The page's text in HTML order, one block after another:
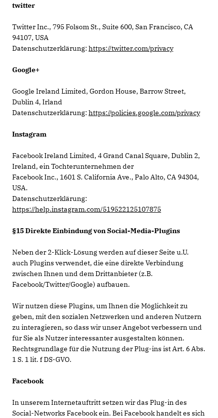
twitter
Twitter Inc., 795 Folsom St., Suite 600, San Francisco, CA
94107, USA
Datenschutzerklärung: https://twitter.com/privacy
Google+
Google Ireland Limited, Gordon House, Barrow Street,
Dublin 4, Irland
Datenschutzerklärung: https://policies.google.com/privacy
Instagram
Facebook Ireland Limited, 4 Grand Canal Square, Dublin 2,
Ireland, ein Tochterunternehmen der
Facebook Inc., 1601 S. California Ave., Palo Alto, CA 94304,
USA.
Datenschutzerklärung:
https://help.instagram.com/519522125107875
§15 Direkte Einbindung von Social-Media-Plugins
Neben der 2-Klick-Lösung werden auf dieser Seite u.U.
auch Plugins verwendet, die eine direkte Verbindung
zwischen Ihnen und dem Drittanbieter (z.B.
Facebook/Twitter/Google) aufbauen.
Wir nutzen diese Plugins, um Ihnen die Möglichkeit zu
geben, mit den sozialen Netzwerken und anderen Nutzern
zu interagieren, so dass wir unser Angebot verbessern und
für Sie als Nutzer interessanter ausgestalten können.
Rechtsgrundlage für die Nutzung der Plug-ins ist Art. 6 Abs.
1 S. 1 lit. f DS-GVO.
Facebook
In unserem Internetauftritt setzen wir das Plug-in des
Social-Networks Facebook ein. Bei Facebook handelt es sich